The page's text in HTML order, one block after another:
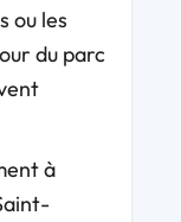
ou les
du parc
à